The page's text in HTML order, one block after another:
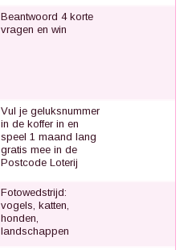
Beantwoord 4 korte
vragen en win
Vul je geluksnummer
in de koffer in en
speel 1 maand lang
gratis mee in de
Postcode Loterij
Fotowedstrijd:
vogels, katten,
honden,
landschappen